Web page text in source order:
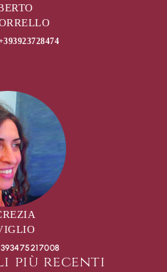
più recenti